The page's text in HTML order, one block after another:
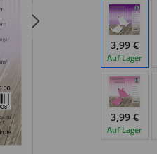
3,99 €
Auf Lager
3,99 €
Auf Lager